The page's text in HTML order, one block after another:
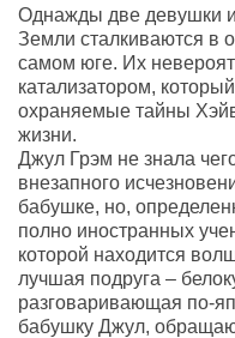
Однажды две девушки
Земли сталкиваются в
самом юге. Их
катализатором,
охраняемые тайны
жизни.
Джул Грэм не знала
внезапного
бабушке, но,
полно иностранных
которой находится
лучшая подруга –
разговаривающая по-
бабушку Джул,